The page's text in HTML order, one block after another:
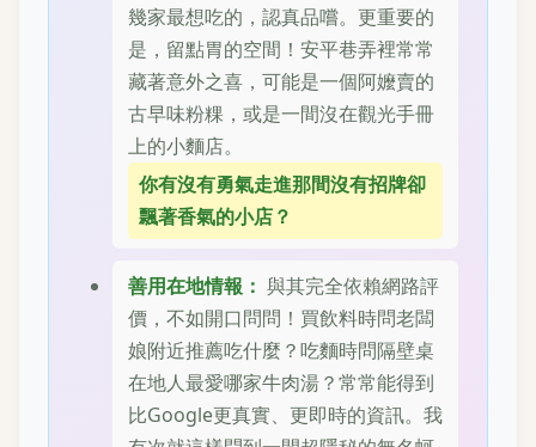
幾家最想吃的，認真品嚐。更重要的
是，留點胃的空間！安平巷弄裡常常
藏著意外之喜，可能是一個阿嬤賣的
古早味粉粿，或是一間沒在觀光手冊
上的小麵店。
你有沒有勇氣走進那間沒有招牌卻
飄著香氣的小店？
善用在地情報： 與其完全依賴網路評
價，不如開口問問！買飲料時問老闆
娘附近推薦吃什麼？吃麵時問隔壁桌
在地人最愛哪家牛肉湯？常常能得到
比Google更真實、更即時的資訊。我